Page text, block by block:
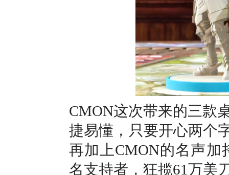
CMON这次带来的三款
捷易懂，只要开心两个
再加上CMON的名声加
名支持者，狂揽61万美